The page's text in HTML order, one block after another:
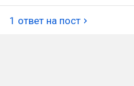
1 ответ на пост